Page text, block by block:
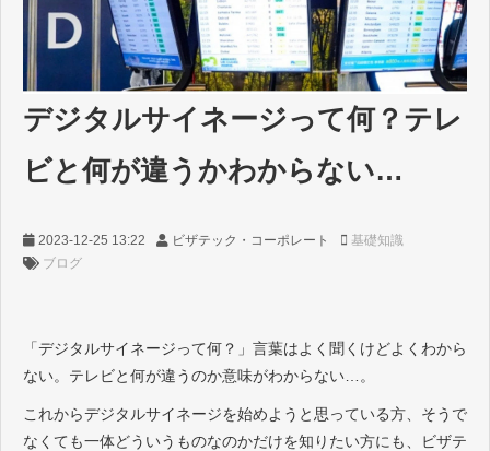
デジタルサイネージって何？テレ
ビと何が違うかわからない…
2023-12-25 13:22 ビザテック・コーポレート
基礎知識
ブログ
「デジタルサイネージって何？」言葉はよく聞くけどよくわから
ない。テレビと何が違うのか意味がわからない…。
これからデジタルサイネージを始めようと思っている方、そうで
なくても一体どういうものなのかだけを知りたい方にも、ビザテ